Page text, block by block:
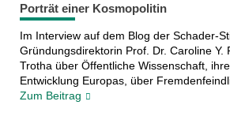
Porträt einer Kosmopolitin
Im Interview auf dem Blog der Schader-
Gründungsdirektorin Prof. Dr. Caroline Y.
Trotha über Öffentliche Wissenschaft,
Entwicklung Europas, über
Zum Beitrag